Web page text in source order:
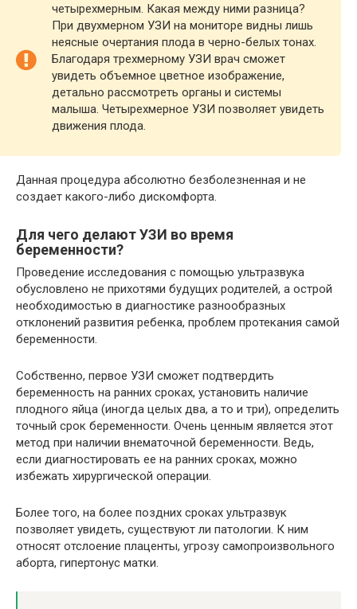
четырехмерным. Какая между ними разница?
При двухмерном УЗИ на мониторе видны лишь
неясные очертания плода в черно-белых тонах.
Благодаря трехмерному УЗИ врач сможет
увидеть объемное цветное изображение,
детально рассмотреть органы и системы
малыша. Четырехмерное УЗИ позволяет увидеть
движения плода.
Данная процедура абсолютно безболезненная и не
создает какого-либо дискомфорта.
Для чего делают УЗИ во время
беременности?
Проведение исследования с помощью ультразвука
обусловлено не прихотями будущих родителей, а острой
необходимостью в диагностике разнообразных
отклонений развития ребенка, проблем протекания самой
беременности.
Собственно, первое УЗИ сможет подтвердить
беременность на ранних сроках, установить наличие
плодного яйца (иногда целых два, а то и три), определить
точный срок беременности. Очень ценным является этот
метод при наличии внематочной беременности. Ведь,
если диагностировать ее на ранних сроках, можно
избежать хирургической операции.
Более того, на более поздних сроках ультразвук
позволяет увидеть, существуют ли патологии. К ним
относят отслоение плаценты, угрозу самопроизвольного
аборта, гипертонус матки.